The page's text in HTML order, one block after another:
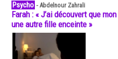
Psycho -Abdelnour Zahrali
Farah : « J’ai découvert que
une autre fille enceinte »